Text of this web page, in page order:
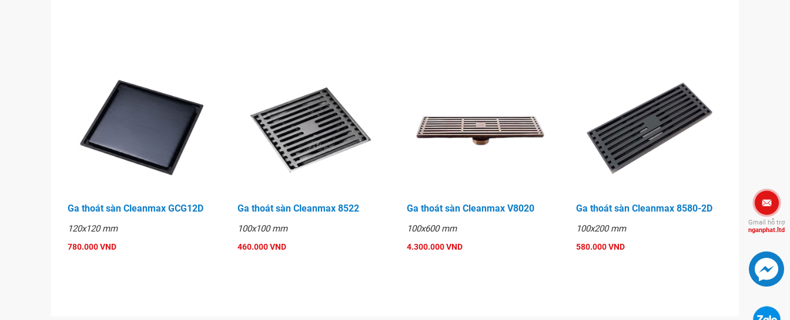
Ga thoát sàn Cleanmax GCG12D
120x120 mm
780.000 VND
Ga thoát sàn Cleanmax 8522
100x100 mm
460.000 VND
Ga thoát sàn Cleanmax V8020
100x600 mm
4.300.000 VND
Ga thoát sàn Cleanmax 8580-2D
100x200 mm
580.000 VND
Gmail hỗ trợ
nganphat.ltd